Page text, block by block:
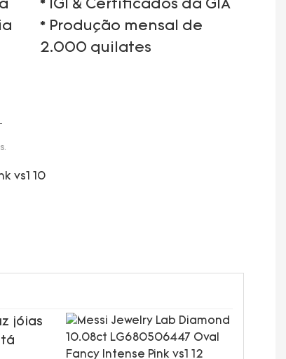
* IGI & Certificados da GIA
* Produção mensal de
2.000 quilates
jóias